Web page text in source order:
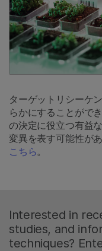
ターゲットリシーケ
らかにすることがで
の決定に役立つ有益
変異を表す可能性があ
こちら。
Interested in
studies, and
techniques?